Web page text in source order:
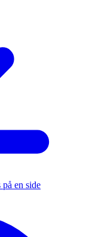
en side